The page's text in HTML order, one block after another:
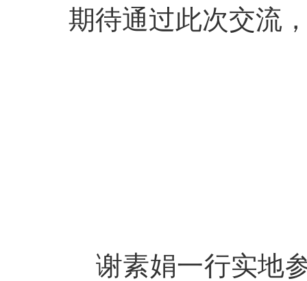
期待通过此次交流
谢素娟一行实地